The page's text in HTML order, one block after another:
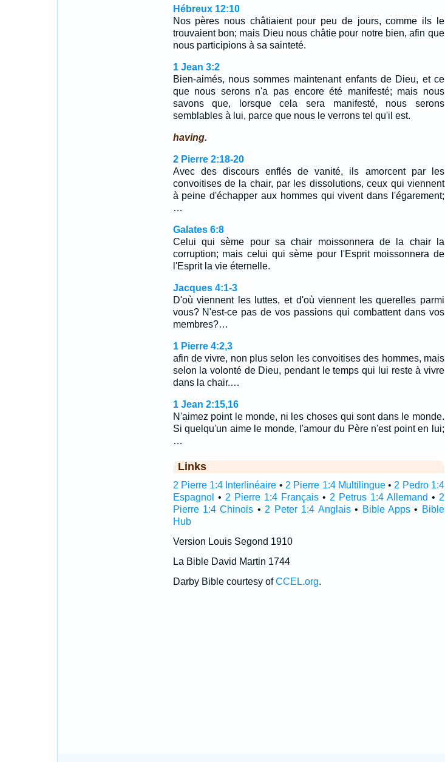
Hébreux 12:10
Nos pères nous châtiaient pour peu de jours, comme ils le
trouvaient bon; mais Dieu nous châtie pour notre bien, afin que
nous participions à sa sainteté.
1 Jean 3:2
Bien-aimés, nous sommes maintenant enfants de Dieu, et ce
que nous serons n'a pas encore été manifesté; mais nous
savons que, lorsque cela sera manifesté, nous serons
semblables à lui, parce que nous le verrons tel qu'il est.
having.
2 Pierre 2:18-20
Avec des discours enflés de vanité, ils amorcent par les
convoitises de la chair, par les dissolutions, ceux qui viennent
à peine d'échapper aux hommes qui vivent dans l'égarement;
…
Galates 6:8
Celui qui sème pour sa chair moissonnera de la chair la
corruption; mais celui qui sème pour l'Esprit moissonnera de
l'Esprit la vie éternelle.
Jacques 4:1-3
D'où viennent les luttes, et d'où viennent les querelles parmi
vous? N'est-ce pas de vos passions qui combattent dans vos
membres?…
1 Pierre 4:2,3
afin de vivre, non plus selon les convoitises des hommes, mais
selon la volonté de Dieu, pendant le temps qui lui reste à vivre
dans la chair.…
1 Jean 2:15,16
N'aimez point le monde, ni les choses qui sont dans le monde.
Si quelqu'un aime le monde, l'amour du Père n'est point en lui;
…
Links
2 Pierre 1:4 Interlinéaire • 2 Pierre 1:4 Multilingue• 2 Pedro 1:4
Espagnol • 2 Pierre 1:4 Français• 2 Petrus 1:4 Allemand • 2
Pierre 1:4 Chinois • 2 Peter 1:4 Anglais• Bible Apps • Bible
Hub
Version Louis Segond 1910
La Bible David Martin 1744
Darby Bible courtesy ofCCEL.org.